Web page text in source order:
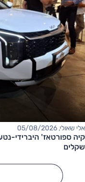
אלי שאולי, 05/08/2026
שקלים